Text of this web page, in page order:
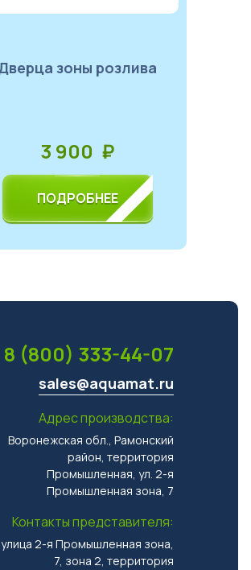
Дверца зоны розлива
3 900 ₽
ПОДРОБНЕЕ
8 (800) 333-44-07
sales@aquamat.ru
Адрес производства:
Воронежская обл., Рамонский
район, территория
Промышленная, ул. 2-я
Промышленная зона, 7
Контакты представителя:
улица 2-я Промышленная зона,
7, зона 2, территория